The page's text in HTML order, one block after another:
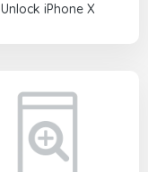
Unlock iPhone X